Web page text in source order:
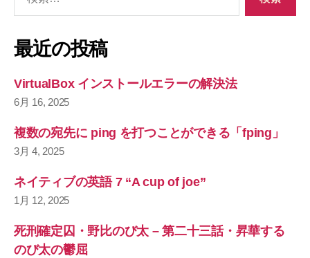
象
最近の投稿
VirtualBox インストールエラーの解決法
6月 16, 2025
複数の宛先に ping を打つことができる「fping」
3月 4, 2025
ネイティブの英語 7 “A cup of joe”
1月 12, 2025
死刑確定囚・野比のび太 – 第二十三話・昇華する
のび太の鬱屈